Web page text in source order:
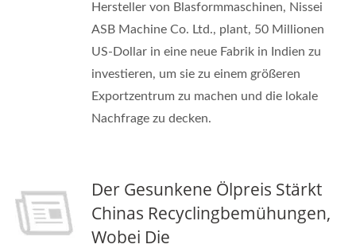
Hersteller von Blasformmaschinen, Nissei
ASB Machine Co. Ltd., plant, 50 Millionen
US-Dollar in eine neue Fabrik in Indien zu
investieren, um sie zu einem größeren
Exportzentrum zu machen und die lokale
Nachfrage zu decken.
Der Gesunkene Ölpreis Stärkt
Chinas Recyclingbemühungen,
Wobei Die